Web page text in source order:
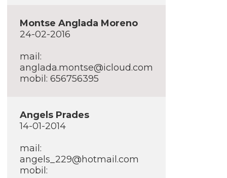
Montse Anglada Moreno
24-02-2016
mail:
anglada.montse@icloud.com
mobil: 656756395
Angels Prades
14-01-2014
mail:
angels_229@hotmail.com
mobil: